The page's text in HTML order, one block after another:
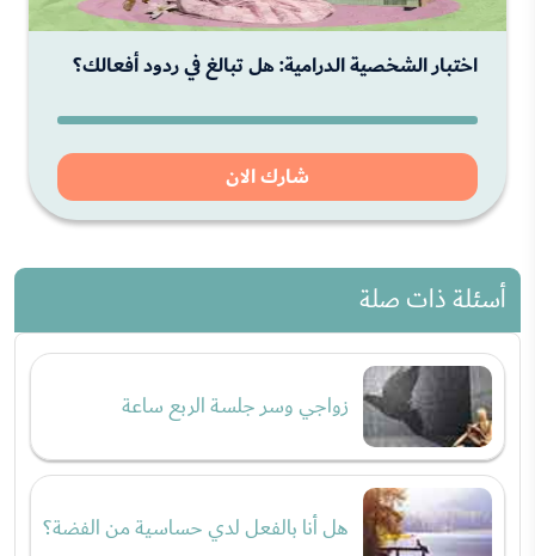
اختبار الشخصية الدرامية: هل تبالغ في ردود أفعالك؟
شارك الان
أسئلة ذات صلة
زواجي وسر جلسة الربع ساعة
هل أنا بالفعل لدي حساسية من الفضة؟